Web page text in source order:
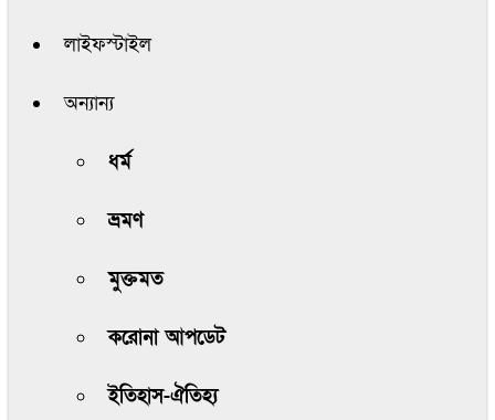
লাইফস্টাইল
অন্যান্য
ধর্ম
ভ্রমণ
মুক্তমত
করোনা আপডেট
ইতিহাস-ঐতিহ্য